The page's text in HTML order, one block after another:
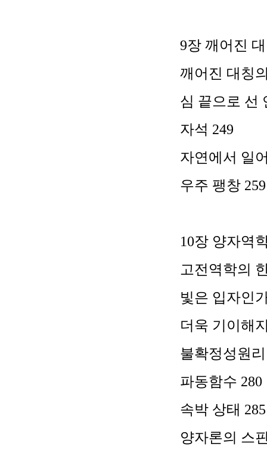
9장 깨어진
깨어진 대칭
심 끝으로 선
자석 249
자연에서 일
우주 팽창 259
10장 양자역
고전역학의
빛은 입자인
더욱 기이해
불확정성원
파동함수 280
속박 상태 285
양자론의 스